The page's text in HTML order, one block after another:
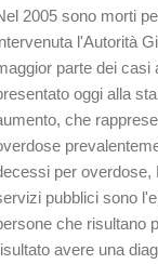
2005 sono morti
l'Autorità
parte dei casi
oggi alla
che
per overdose,
pubblici sono
che risultano
avere una